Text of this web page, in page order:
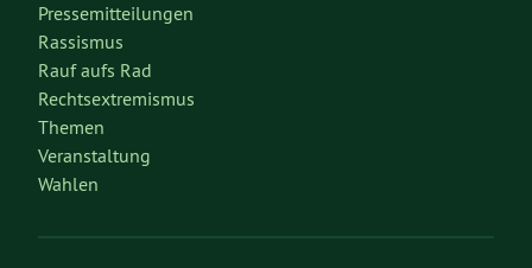
Pressemitteilungen
Rassismus
Rauf aufs Rad
Rechtsextremismus
Themen
Veranstaltung
Wahlen